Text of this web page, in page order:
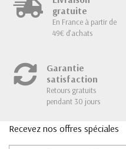
gratuite
En France à partir de
49€ d'achats
Garantie
satisfaction
Retours gratuits
pendant 30 jours
Recevez nos offres spéciales